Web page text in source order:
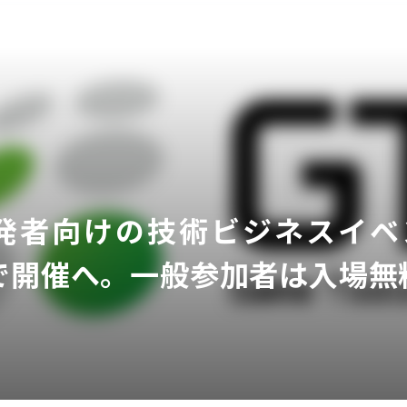
者向けの技術ビジネスイ
催へ。一般参加者は入場無